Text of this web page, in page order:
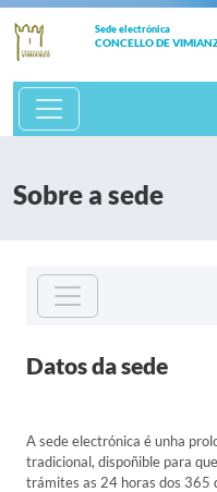
Sede electrónica
CONCELLO DE
Sobre a sede
Datos da sede
A sede electrónica é unha
tradicional, dispoñible para
trámites as 24 horas dos 365